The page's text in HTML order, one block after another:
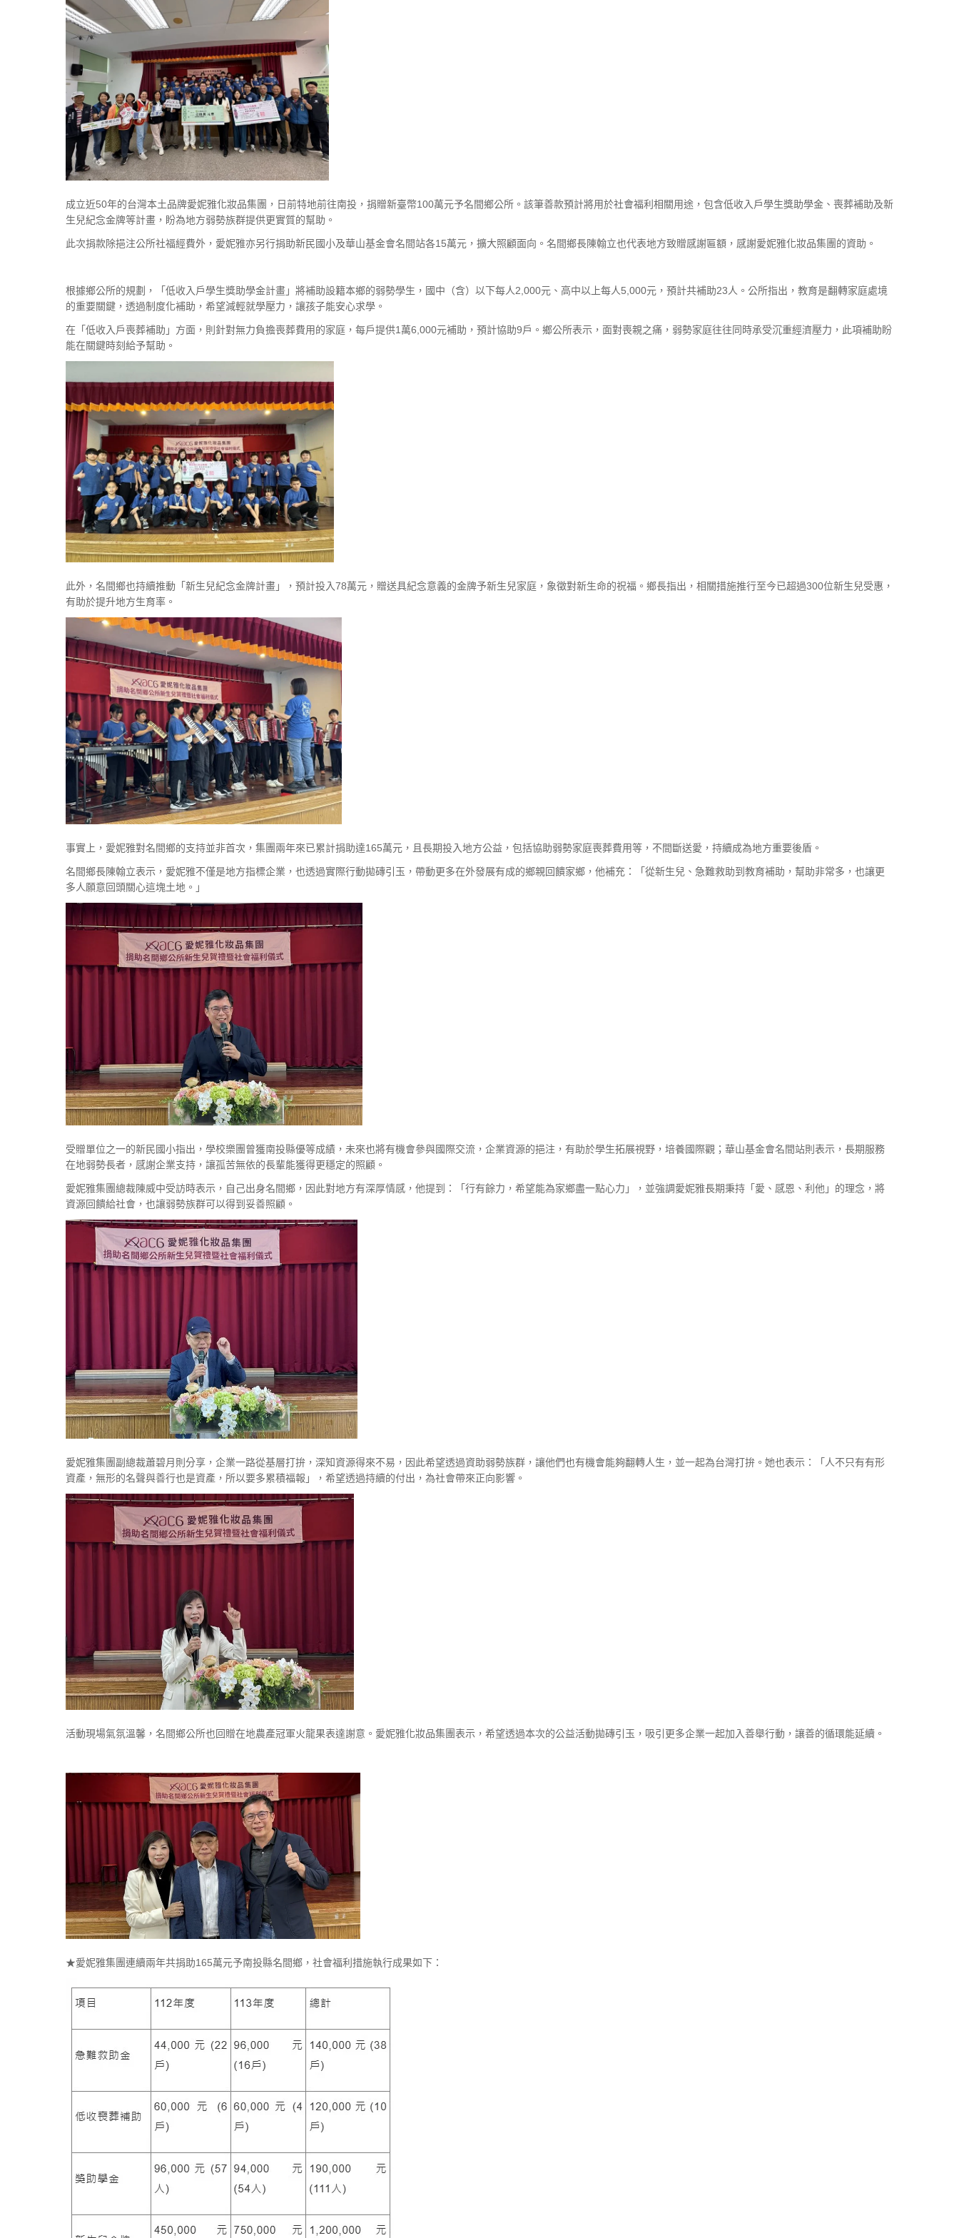
成立近50年的台灣本土品牌愛妮雅化妝品集團，日前特地前往南投，捐贈新臺幣100萬元予名間鄉公所。該筆善款預計將用於社會福利相關用途，包含低收入戶學生獎助學金、喪葬補助及新
生兒紀念金牌等計畫，盼為地方弱勢族群提供更實質的幫助。
此次捐款除挹注公所社福經費外，愛妮雅亦另行捐助新民國小及華山基金會名間站各15萬元，擴大照顧面向。名間鄉長陳翰立也代表地方致贈感謝匾額，感謝愛妮雅化妝品集團的資助。
根據鄉公所的規劃，「低收入戶學生獎助學金計畫」將補助設籍本鄉的弱勢學生，國中（含）以下每人2,000元、高中以上每人5,000元，預計共補助23人。公所指出，教育是翻轉家庭處境
的重要關鍵，透過制度化補助，希望減輕就學壓力，讓孩子能安心求學。
在「低收入戶喪葬補助」方面，則針對無力負擔喪葬費用的家庭，每戶提供1萬6,000元補助，預計協助9戶。鄉公所表示，面對喪親之痛，弱勢家庭往往同時承受沉重經濟壓力，此項補助盼
能在關鍵時刻給予幫助。
此外，名間鄉也持續推動「新生兒紀念金牌計畫」，預計投入78萬元，贈送具紀念意義的金牌予新生兒家庭，象徵對新生命的祝福。鄉長指出，相關措施推行至今已超過300位新生兒受惠，
有助於提升地方生育率。
事實上，愛妮雅對名間鄉的支持並非首次，集團兩年來已累計捐助達165萬元，且長期投入地方公益，包括協助弱勢家庭喪葬費用等，不間斷送愛，持續成為地方重要後盾。
名間鄉長陳翰立表示，愛妮雅不僅是地方指標企業，也透過實際行動拋磚引玉，帶動更多在外發展有成的鄉親回饋家鄉，他補充：「從新生兒、急難救助到教育補助，幫助非常多，也讓更
多人願意回頭關心這塊土地。」
受贈單位之一的新民國小指出，學校樂團曾獲南投縣優等成績，未來也將有機會參與國際交流，企業資源的挹注，有助於學生拓展視野，培養國際觀；華山基金會名間站則表示，長期服務
在地弱勢長者，感謝企業支持，讓孤苦無依的長輩能獲得更穩定的照顧。
愛妮雅集團總裁陳威中受訪時表示，自己出身名間鄉，因此對地方有深厚情感，他提到：「行有餘力，希望能為家鄉盡一點心力」，並強調愛妮雅長期秉持「愛、感恩、利他」的理念，將
資源回饋給社會，也讓弱勢族群可以得到妥善照顧。
愛妮雅集團副總裁蕭碧月則分享，企業一路從基層打拚，深知資源得來不易，因此希望透過資助弱勢族群，讓他們也有機會能夠翻轉人生，並一起為台灣打拚。她也表示：「人不只有有形
資產，無形的名聲與善行也是資產，所以要多累積福報」，希望透過持續的付出，為社會帶來正向影響。
活動現場氣氛溫馨，名間鄉公所也回贈在地農產冠軍火龍果表達謝意。愛妮雅化妝品集團表示，希望透過本次的公益活動拋磚引玉，吸引更多企業一起加入善舉行動，讓善的循環能延續。
★愛妮雅集團連續兩年共捐助165萬元予南投縣名間鄉，社會福利措施執行成果如下：